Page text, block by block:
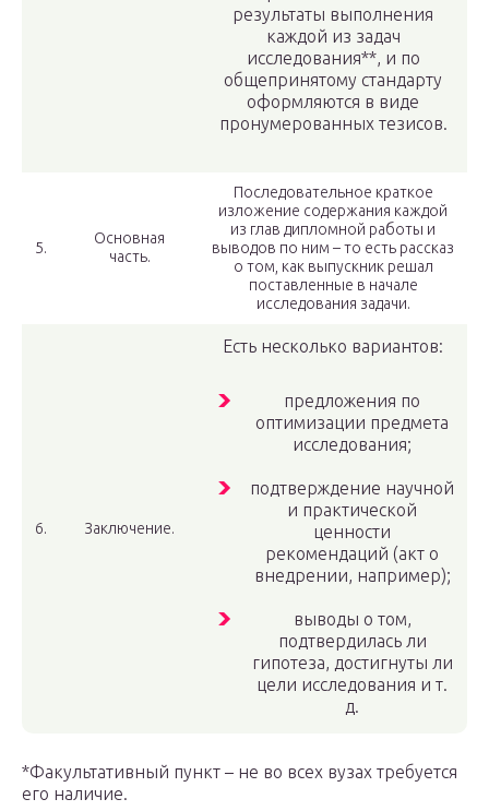
результаты выполнения
каждой из задач
исследования**, и по
общепринятому стандарту
оформляются в виде
пронумерованных тезисов.
5.
Основная
часть.
Последовательное краткое
изложение содержания каждой
из глав дипломной работы и
выводов по ним – то есть рассказ
о том, как выпускник решал
поставленные в начале
исследования задачи.
6. Заключение.
Есть несколько вариантов:
предложения по
оптимизации предмета
исследования;
подтверждение научной
и практической
ценности
рекомендаций (акт о
внедрении, например);
выводы о том,
подтвердилась ли
гипотеза, достигнуты ли
цели исследования и т.
д.
*Факультативный пункт – не во всех вузах требуется
его наличие.